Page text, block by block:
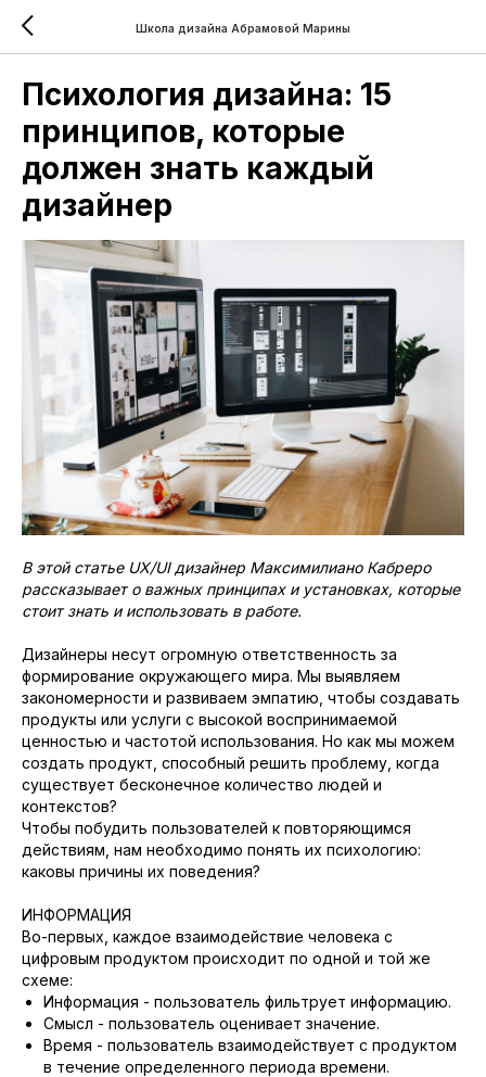
Школа дизайна Абрамовой Марины
Психология дизайна: 15
принципов, которые
должен знать каждый
дизайнер
В этой статье UX/UI дизайнер Максимилиано Кабреро
рассказывает о важных принципах и установках, которые
стоит знать и использовать в работе.
Дизайнеры несут огромную ответственность за
формирование окружающего мира. Мы выявляем
закономерности и развиваем эмпатию, чтобы создавать
продукты или услуги с высокой воспринимаемой
ценностью и частотой использования. Но как мы можем
создать продукт, способный решить проблему, когда
существует бесконечное количество людей и
контекстов?
Чтобы побудить пользователей к повторяющимся
действиям, нам необходимо понять их психологию:
каковы причины их поведения?
ИНФОРМАЦИЯ
Во-первых, каждое взаимодействие человека с
цифровым продуктом происходит по одной и той же
схеме:
Информация - пользователь фильтрует информацию.
Смысл - пользователь оценивает значение.
Время - пользователь взаимодействует с продуктом
в течение определенного периода времени.